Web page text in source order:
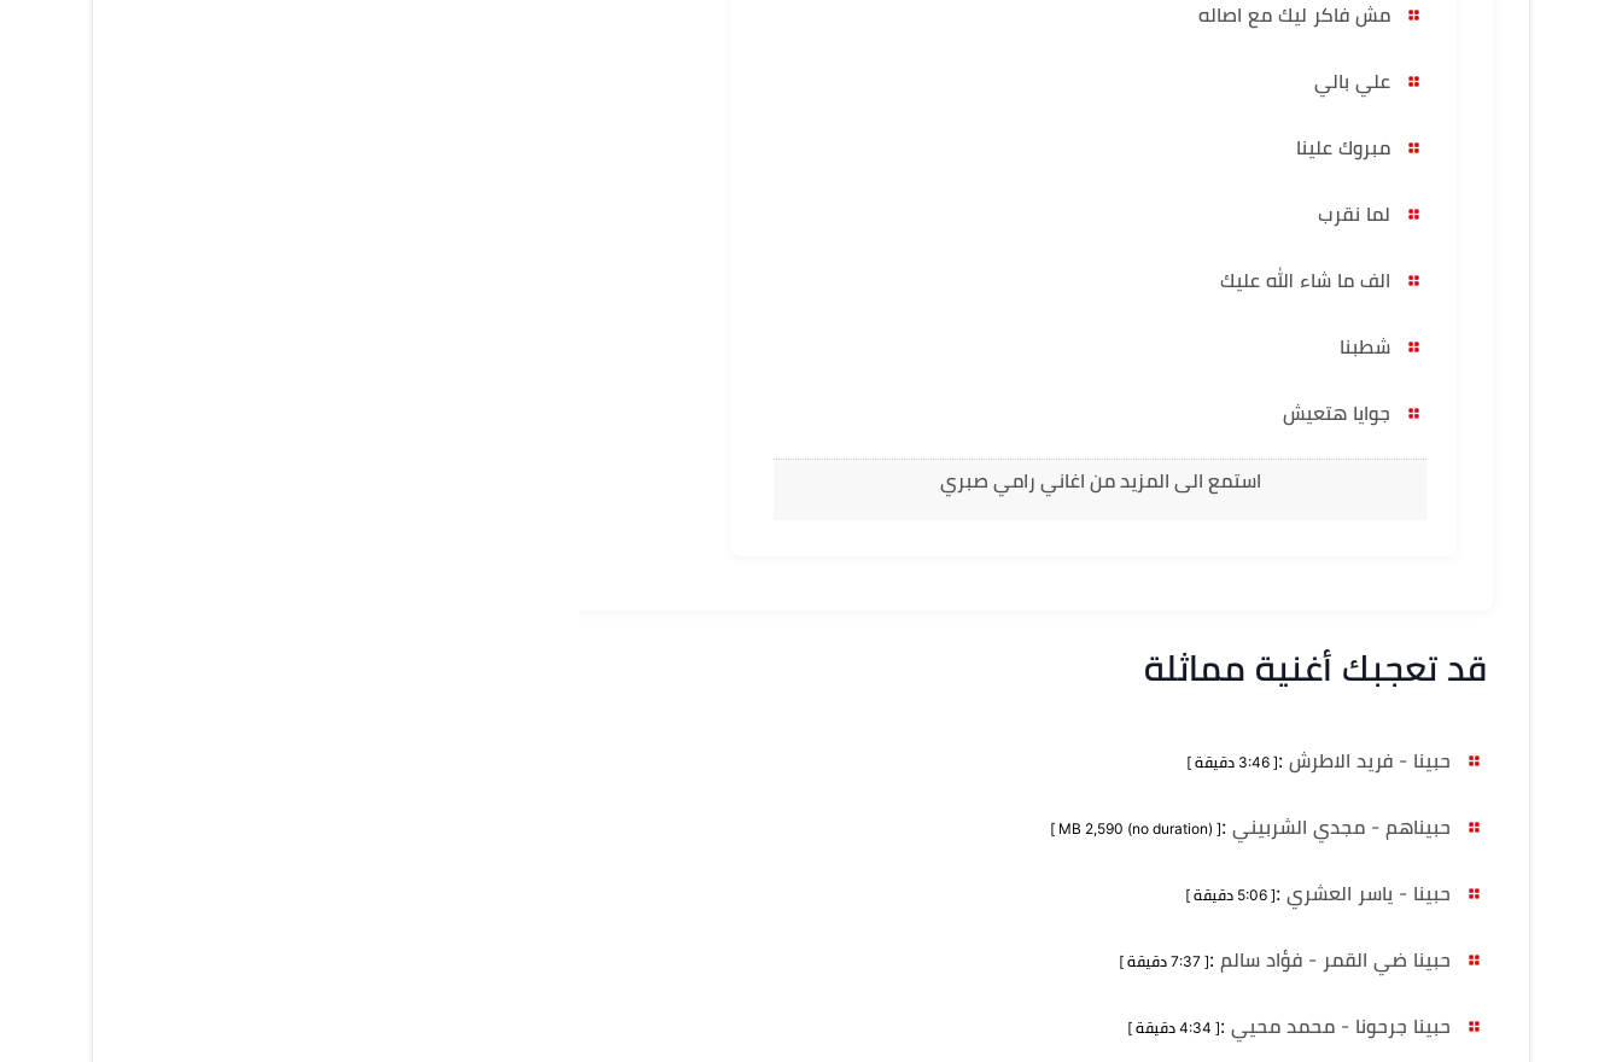
مش فاكر ليك مع اصاله
علي بالي
مبروك علينا
لما نقرب
الف ما شاء الله عليك
شطبنا
جوايا هتعيش
استمع الى المزيد من اغاني رامي صبري
قد تعجبك أغنية مماثلة
حبينا - فريد الاطرش :[ 3:46 دقيقة ]
حبيناهم - مجدي الشربيني :
[ MB 2,590 (no duration) ]
حبينا - ياسر العشري :[ 5:06 دقيقة ]
حبينا ضي القمر - فؤاد سالم :[ 7:37 دقيقة ]
حبينا جرحونا - محمد محيي :[ 4:34 دقيقة ]